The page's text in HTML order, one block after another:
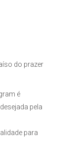
do prazer
é
pela
para